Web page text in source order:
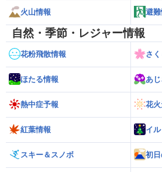
火山情報 避
自然・季節・レジャー情報
花粉飛散情報 さ
ほたる情報 あ
熱中症予報 花
紅葉情報 イ
スキー＆スノボ 初